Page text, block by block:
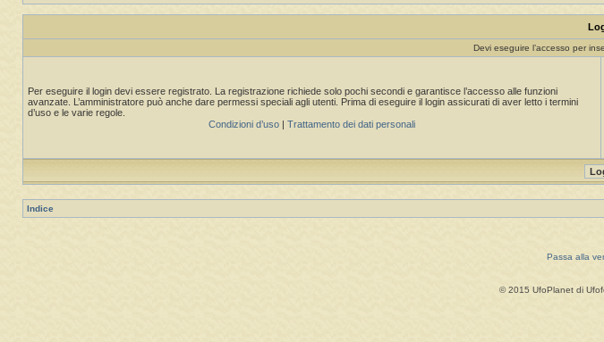
Devi eseguire l’accesso per
Per eseguire il login devi essere registrato. La registrazione richiede solo pochi secondi e garantisce l’accesso alle funzioni
avanzate. L’amministratore può anche dare permessi speciali agli utenti. Prima di eseguire il login assicurati di aver letto i termini
d’uso e le varie regole.
Condizioni d’uso
Trattamento dei dati personali
Indice
Passa alla
© 2015 UfoPlanet di